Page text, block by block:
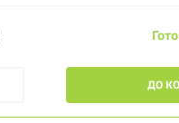
ДО